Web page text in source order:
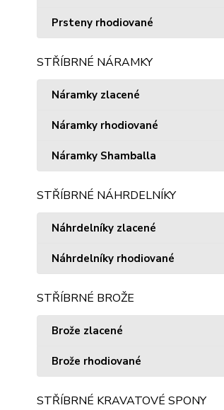
Prsteny rhodiované
STŘÍBRNÉ NÁRAMKY
Náramky zlacené
Náramky rhodiované
Náramky Shamballa
STŘÍBRNÉ NÁHRDELNÍKY
Náhrdelníky zlacené
Náhrdelníky rhodiované
STŘÍBRNÉ BROŽE
Brože zlacené
Brože rhodiované
STŘÍBRNÉ KRAVATOVÉ SPONY